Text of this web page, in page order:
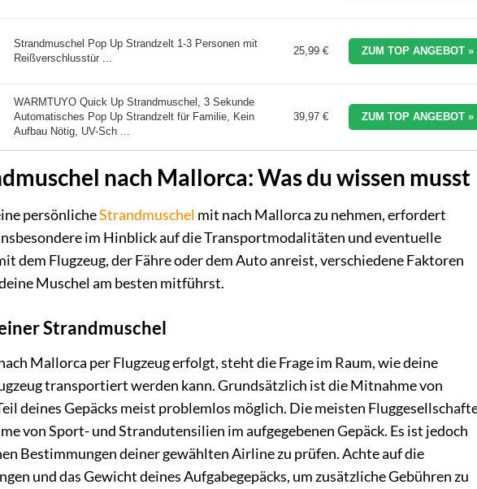
Strandmuschel Pop Up Strandzelt 1-3 Personen mit
Reißverschlusstür ...
25,99 € ZUM TOP ANGEBOT »
WARMTUYO Quick Up Strandmuschel, 3 Sekunde
Automatisches Pop Up Strandzelt für Familie, Kein
Aufbau Nötig, UV-Sch ...
39,97 € ZUM TOP ANGEBOT »
nach Mallorca: Was du wissen musst
persönlicheStrandmuschel mit nach Mallorca zu nehmen, erfordert
im Hinblick auf die Transportmodalitäten und eventuelle
dem Flugzeug, der Fähre oder dem Auto anreist, verschiedene Faktoren
Muschel am besten mitführst.
Strandmuschel
Mallorca per Flugzeug erfolgt, steht die Frage im Raum, wie deine
transportiert werden kann. Grundsätzlich ist die Mitnahme von
deines Gepäcks meist problemlos möglich. Die meisten
von Sport- und Strandutensilien im aufgegebenen Gepäck. Es ist jedoch
Bestimmungen deiner gewählten Airline zu prüfen. Achte auf die
und das Gewicht deines Aufgabegepäcks, um zusätzliche Gebühren zu